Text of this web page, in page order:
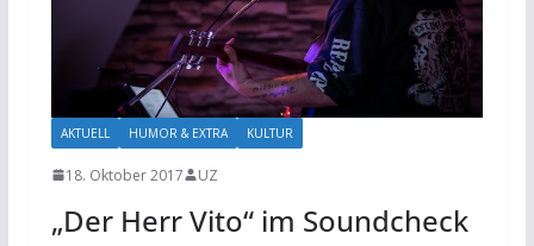
AKTUELL HUMOR & EXTRA KULTUR
18. Oktober 2017 UZ
„Der Herr Vito“ im Soundcheck